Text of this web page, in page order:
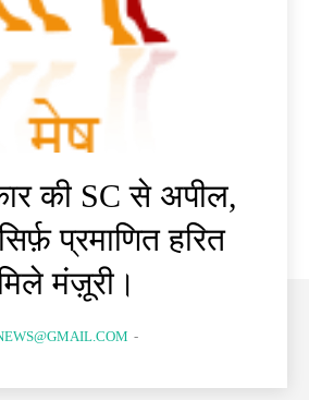
की SC से अपील,
प्रमाणित हरित
मंज़ूरी।
-